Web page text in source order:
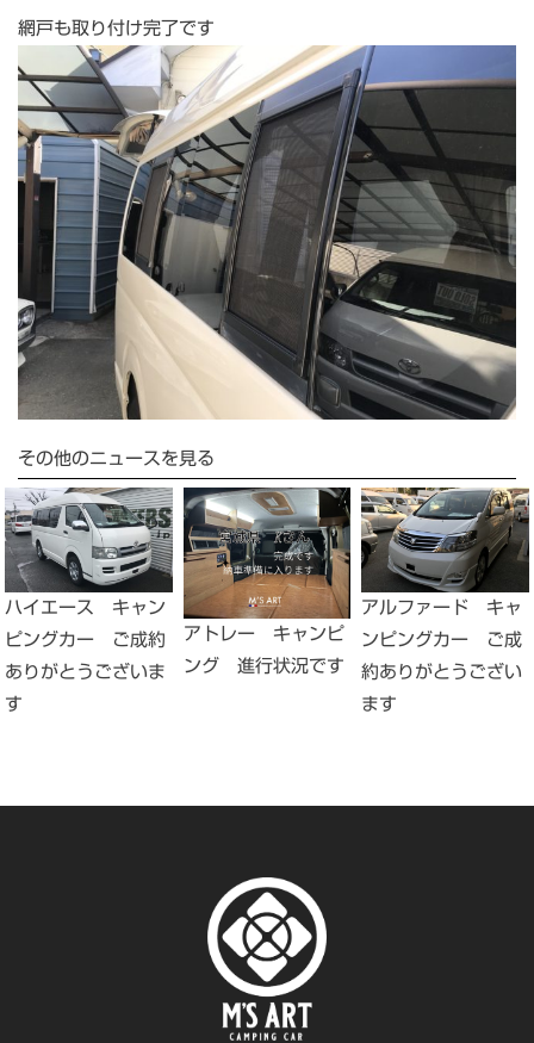
網戸も取り付け完了です
その他のニュースを見る
ハイエース キャン
ピングカー ご成約
ありがとうございま
す
アトレー キャンピ
ング 進行状況です
アルファード キャ
ンピングカー ご成
約ありがとうござい
ます